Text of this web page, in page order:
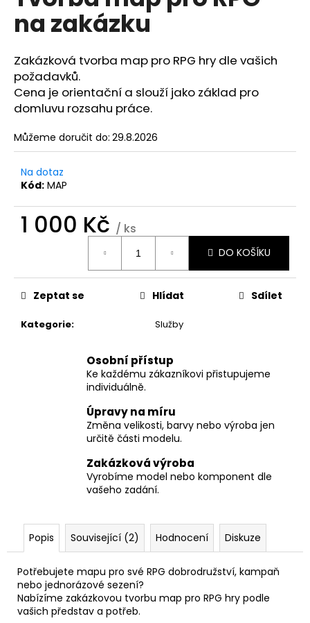
hvězdiček.
na zakázku
Zakázková tvorba map pro RPG hry dle vašich
požadavků.
Cena je orientační a slouží jako základ pro
domluvu rozsahu práce.
Můžeme doručit do: 29.8.2026
Na dotaz
Kód: MAP
1 000 Kč / ks
DO KOŠÍKU
Kategorie: Služby
Zeptat se Hlídat Sdílet
Osobní přístup
Ke každému zákazníkovi přistupujeme
individuálně.
Úpravy na míru
Změna velikosti, barvy nebo výroba jen
určitě části modelu.
Zakázková výroba
Vyrobíme model nebo komponent dle
vašeho zadání.
Popis Související (2) Hodnocení Diskuze
Potřebujete mapu pro své RPG dobrodružství, kampaň
nebo jednorázové sezení?
Nabízíme zakázkovou tvorbu map pro RPG hry podle
vašich představ a potřeb.
a
j
í
t
?
D
r
u
u